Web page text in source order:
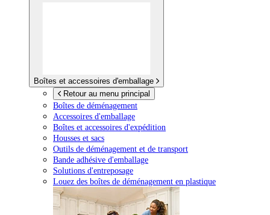
Boîtes et accessoires d'emballage
Retour au menu principal
Boîtes de déménagement
Accessoires d'emballage
Boîtes et accessoires d'expédition
Housses et sacs
Outils de déménagement et de transport
Bande adhésive d'emballage
Solutions d'entreposage
Louez des boîtes de déménagement en plastique